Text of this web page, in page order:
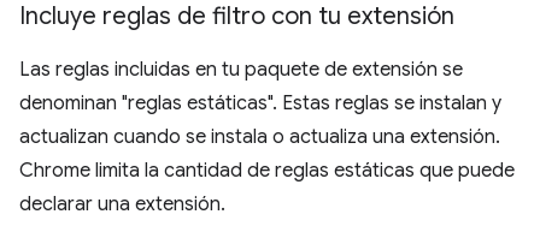
Incluye reglas de filtro con tu extensión
Las reglas incluidas en tu paquete de extensión se
denominan "reglas estáticas". Estas reglas se instalan y
actualizan cuando se instala o actualiza una extensión.
Chrome limita la cantidad de reglas estáticas que puede
declarar una extensión.